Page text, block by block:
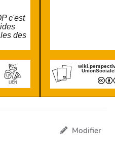
c'est
des
LIEN
Modifier